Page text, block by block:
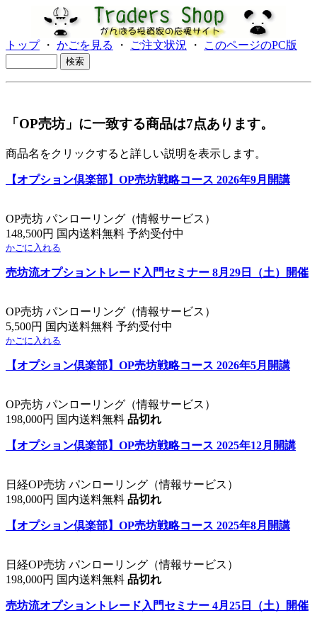
トップ・ かごを見る ・ ご注文状況 ・ このページのPC版
「OP売坊」に一致する商品は7点あります。
商品名をクリックすると詳しい説明を表示します。
【オプション倶楽部】OP売坊戦略コース 2026年9月開講
OP売坊 パンローリング（情報サービス）
148,500円 国内送料無料 予約受付中
かごに入れる
売坊流オプショントレード入門セミナー 8月29日（土）開催
OP売坊 パンローリング（情報サービス）
5,500円 国内送料無料 予約受付中
かごに入れる
【オプション倶楽部】OP売坊戦略コース 2026年5月開講
OP売坊 パンローリング（情報サービス）
198,000円 国内送料無料 品切れ
【オプション倶楽部】OP売坊戦略コース 2025年12月開講
日経OP売坊 パンローリング（情報サービス）
198,000円 国内送料無料 品切れ
【オプション倶楽部】OP売坊戦略コース 2025年8月開講
日経OP売坊 パンローリング（情報サービス）
198,000円 国内送料無料 品切れ
売坊流オプショントレード入門セミナー 4月25日（土）開催